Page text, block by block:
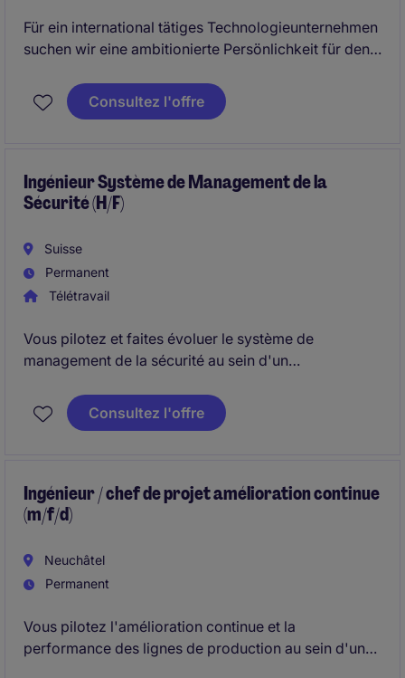
Für ein international tätiges Technologieunternehmen
suchen wir eine ambitionierte Persönlichkeit für den
Industriekunden, präsentieren innovative Lösungen
vor Ort und entwickeln Ihr eigenes Verkaufsgebiet.
Consultez l'offre
Ingénieur Système de Management de la
Sécurité (H/F)
Suisse
Permanent
Télétravail
Vous pilotez et faites évoluer le système de
management de la sécurité au sein d'un
collaboration avec les équipes opérationnelles et
qualité, vous contribuez à renforcer la culture
Consultez l'offre
Ingénieur / chef de projet amélioration continue
(m/f/d)
Neuchâtel
Permanent
Vous pilotez l'amélioration continue et la
performance des lignes de production au sein d'un